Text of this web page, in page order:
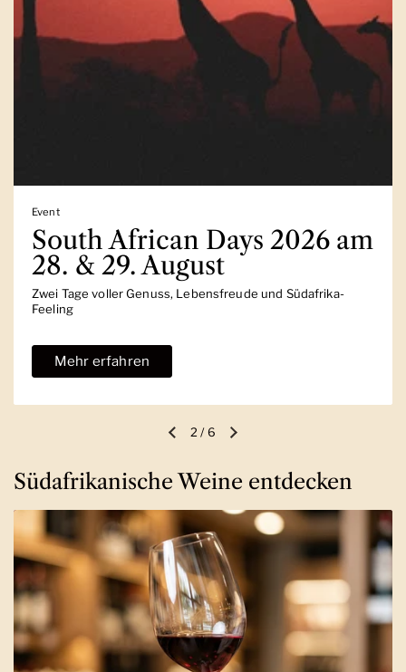
Event
South African Days 2026 am
28. & 29. August
Zwei Tage voller Genuss, Lebensfreude und Südafrika-
Feeling
Mehr erfahren
Vorherige FolieNächste Folie
2 /6
Südafrikanische Weine entdecken